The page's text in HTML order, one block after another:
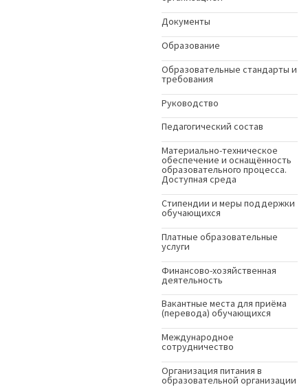
Документы
Образование
Образовательные стандарты и
требования
Руководство
Педагогический состав
Материально-техническое
обеспечение и оснащённость
образовательного процесса.
Доступная среда
Стипендии и меры поддержки
обучающихся
Платные образовательные
услуги
Финансово-хозяйственная
деятельность
Вакантные места для приёма
(перевода) обучающихся
Международное
сотрудничество
Организация питания в
образовательной организации